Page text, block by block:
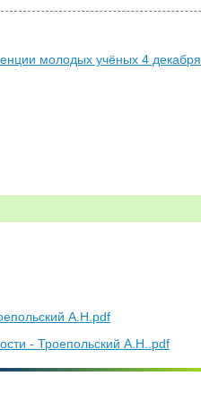
молодых учёных 4 декабря
А.Н.pdf
- Троепольский А.Н..pdf